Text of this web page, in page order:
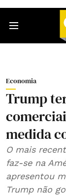
Economia
Trump
medida
O mais
faz-se na
apresentou
Trump não